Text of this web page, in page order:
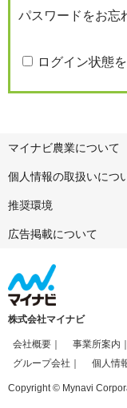
パスワードをお忘
ログイン状態
マイナビ農業について
個人情報の取扱いにつ
推奨環境
広告掲載について
株式会社マイナビ
会社概要 事業所案内
グループ会社
個人情
Copyright © Mynavi